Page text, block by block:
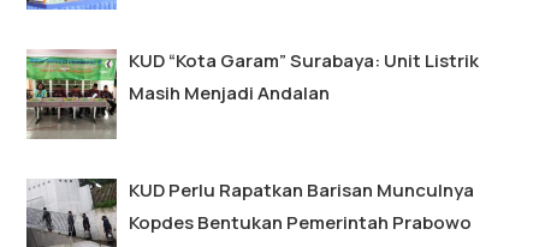
KUD “Kota Garam” Surabaya: Unit Listrik
Masih Menjadi Andalan
KUD Perlu Rapatkan Barisan Munculnya
Kopdes Bentukan Pemerintah Prabowo